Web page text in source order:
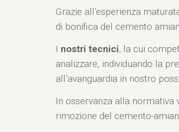
Grazie all’esperienza
di bonifica del cemento
I nostri tecnici, la cui
analizzare, individuando la
all’avanguardia in nostro
In osservanza alla normativa
rimozione del cemento-